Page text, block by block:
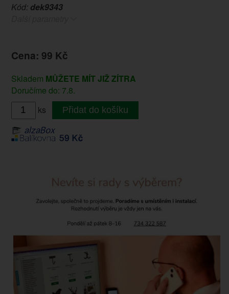
Kód: dek9343
Cena: 99 Kč
Skladem MŮŽETE MÍT JIŽ ZÍTRA
Doručíme do: 7.8.
ks
Přidat do košíku